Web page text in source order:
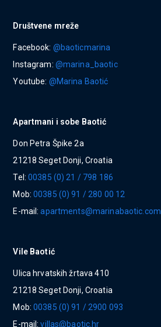
Društvene mreže
Facebook: @baoticmarina
Instagram: @marina_baotic
Youtube: @Marina Baotić
Apartmani i sobe Baotić
Don Petra Špike 2a
21218 Seget Donji, Croatia
Tel:00385 (0) 21 / 798 186
Mob:00385 (0) 91 / 280 00 12
E-mail:apartments@marinabaotic.com
Vile Baotić
Ulica hrvatskih žrtava 410
21218 Seget Donji, Croatia
Mob:00385 (0) 91 / 2900 093
E-mail:villas@baotic.hr